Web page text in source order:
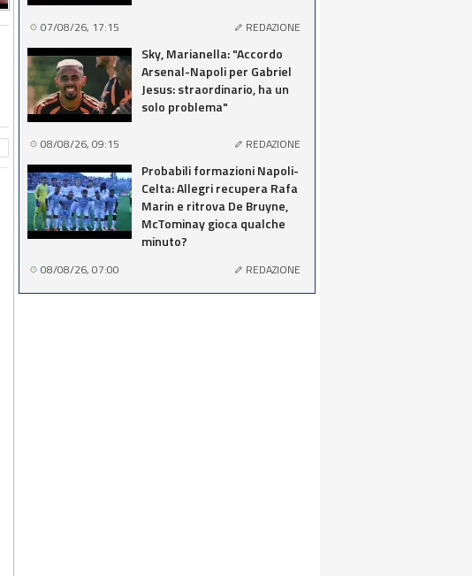
07/08/26, 17:15 REDAZIONE
Sky, Marianella: "Accordo
Arsenal-Napoli per Gabriel
Jesus: straordinario, ha un
solo problema"
08/08/26, 09:15 REDAZIONE
Probabili formazioni Napoli-
Celta: Allegri recupera Rafa
Marin e ritrova De Bruyne,
McTominay gioca qualche
minuto?
08/08/26, 07:00 REDAZIONE